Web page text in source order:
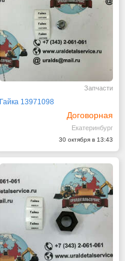
Запчасти
Гайка 13971098
Договорная
Екатеринбург
30 октября в 13:43